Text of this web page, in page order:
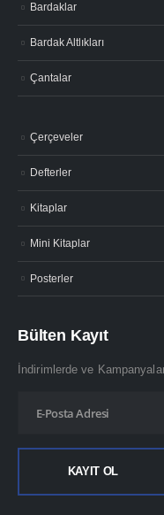
Bardaklar
Bardak Altlıkları
Çantalar
Çerçeveler
Defterler
Kitaplar
Mini Kitaplar
Posterler
Bülten Kayıt
İndirimlerde ve